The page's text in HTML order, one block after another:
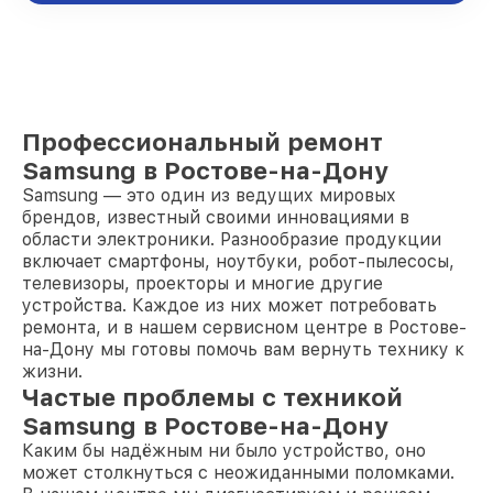
Профессиональный ремонт
Samsung в Ростове-на-Дону
Samsung — это один из ведущих мировых
брендов, известный своими инновациями в
области электроники. Разнообразие продукции
включает смартфоны, ноутбуки, робот-пылесосы,
телевизоры, проекторы и многие другие
устройства. Каждое из них может потребовать
ремонта, и в нашем сервисном центре в Ростове-
на-Дону мы готовы помочь вам вернуть технику к
жизни.
Частые проблемы с техникой
Samsung в Ростове-на-Дону
Каким бы надёжным ни было устройство, оно
может столкнуться с неожиданными поломками.